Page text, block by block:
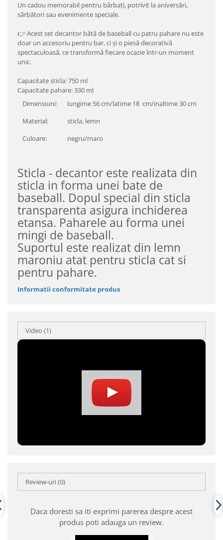
Un cadou memorabil pentru bărbați, potrivit la aniversări,
sărbători sau evenimente speciale.
👉 Acest set decantor bâtă de baseball cu patru pahare nu este
doar un accesoriu pentru bar, ci și o piesă decorativă
spectaculoasă, ce transformă fiecare ocazie într-un moment
unic.
Capacitate sticla: 750 ml
Capacitate pahare: 330 ml
Dimensiuni:
lungime 56 cm/latime 18 cm/inaltime 30 cm
Material:
sticla, lemn
Culoare:
negru/maro
Sticla - decantor este realizata din
sticla in forma unei bate de
baseball. Dopul special din sticla
transparenta asigura inchiderea
etansa. Paharele au forma unei
mingi de baseball.
Suportul este realizat din lemn
maroniu atat pentru sticla cat si
pentru pahare.
Informatii conformitate produs
Video (1)
Review-uri(0)
Daca doresti sa iti exprimi parerea despre acest
produs poti adauga un review.